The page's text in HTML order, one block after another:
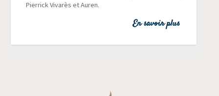
Pier­rick Viva­rès et Auren.
En savoir plus